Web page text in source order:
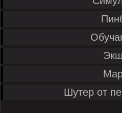
Шутер от